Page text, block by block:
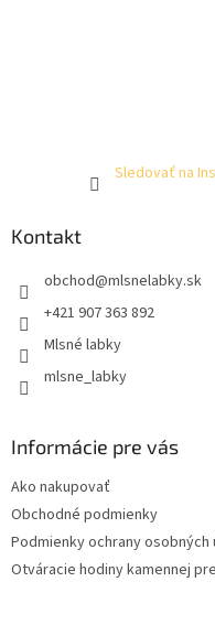
Sledovať na
Kontakt
obchod@mlsnelabky.sk
+421 907 363 892
Mlsné labky
mlsne_labky
Informácie pre vás
Ako nakupovať
Obchodné podmienky
Podmienky ochrany osobných
Otváracie hodiny kamennej